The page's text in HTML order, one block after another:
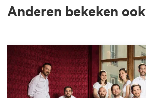
Anderen bekeken ook